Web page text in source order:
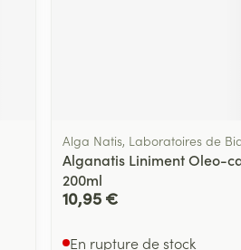
Alga Natis, Laboratoires de
Alganatis Liniment Oleo-
200ml
10,95 €
En rupture de stock